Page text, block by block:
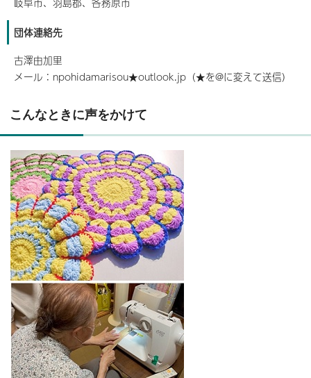
団体連絡先
古澤由加里
メール：npohidamarisou★outlook.jp（★を@に変えて送信）
こんなときに声をかけて